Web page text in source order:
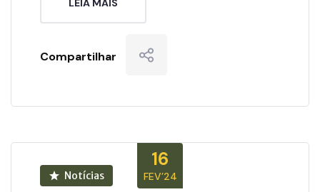
Compartilhar
16
FEV’24
Notícias